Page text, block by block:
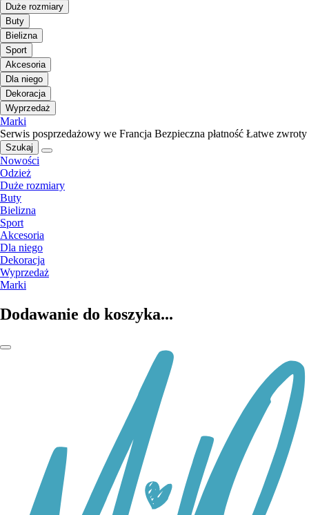
Duże rozmiary
Buty
Bielizna
Sport
Akcesoria
Dla niego
Dekoracja
Wyprzedaż
Marki
Serwis posprzedażowy we Francja Bezpieczna płatność Łatwe zwroty
Szukaj
Nowości
Odzież
Duże rozmiary
Buty
Bielizna
Sport
Akcesoria
Dla niego
Dekoracja
Wyprzedaż
Marki
Dodawanie do koszyka...